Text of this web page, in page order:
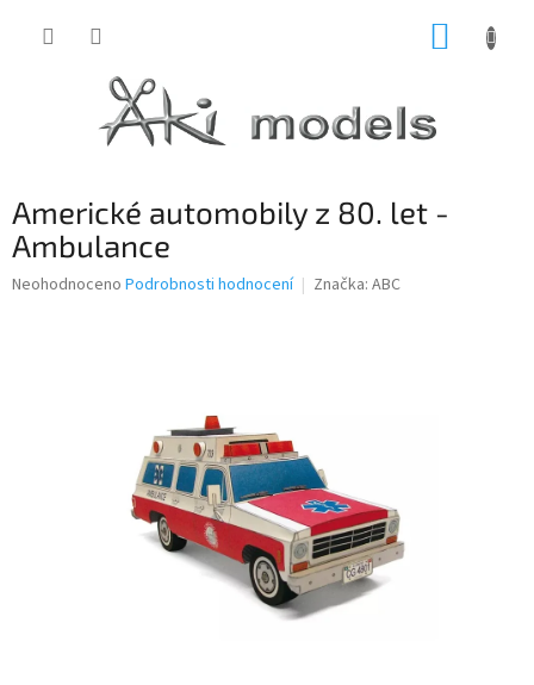
Americké automobily z 80. let -
Ambulance
Průměrné
Neohodnoceno Podrobnosti hodnocení Značka: ABC